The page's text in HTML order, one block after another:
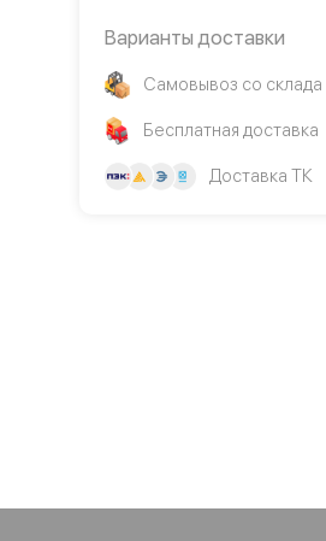
Варианты доставки
Самовывоз со склада
Бесплатная доставка
Доставка ТК